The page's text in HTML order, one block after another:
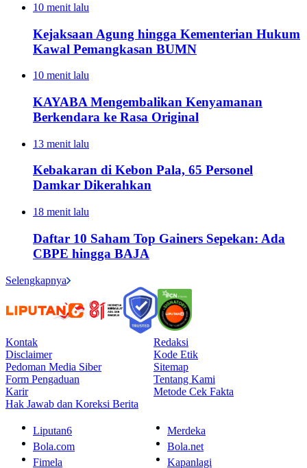
10 menit lalu
Kejaksaan Agung hingga Kementerian Hukum
Kawal Pemangkasan BUMN
10 menit lalu
KAYABA Mengembalikan Kenyamanan
Berkendara ke Rasa Original
13 menit lalu
Kebakaran di Kebon Pala, 65 Personel
Damkar Dikerahkan
18 menit lalu
Daftar 10 Saham Top Gainers Sepekan: Ada
CBPE hingga BAJA
Selengkapnya
Kontak
Redaksi
Disclaimer
Kode Etik
Pedoman Media Siber
Sitemap
Form Pengaduan
Tentang Kami
Karir
Metode Cek Fakta
Hak Jawab dan Koreksi Berita
Liputan6
Merdeka
Bola.com
Bola.net
Fimela
Kapanlagi